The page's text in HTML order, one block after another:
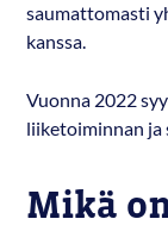
saumattomasti
kanssa.
Vuonna 2022
liiketoiminnan ja
Mikä